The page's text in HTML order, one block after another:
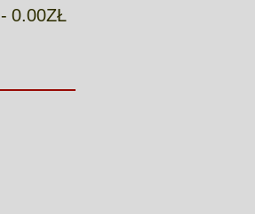
0.00ZŁ